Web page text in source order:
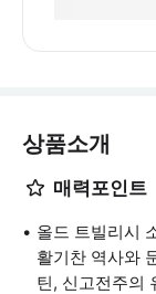
상품소개
매력포인트
올드 트빌리시
활기찬 역사와
틴, 신고전주의